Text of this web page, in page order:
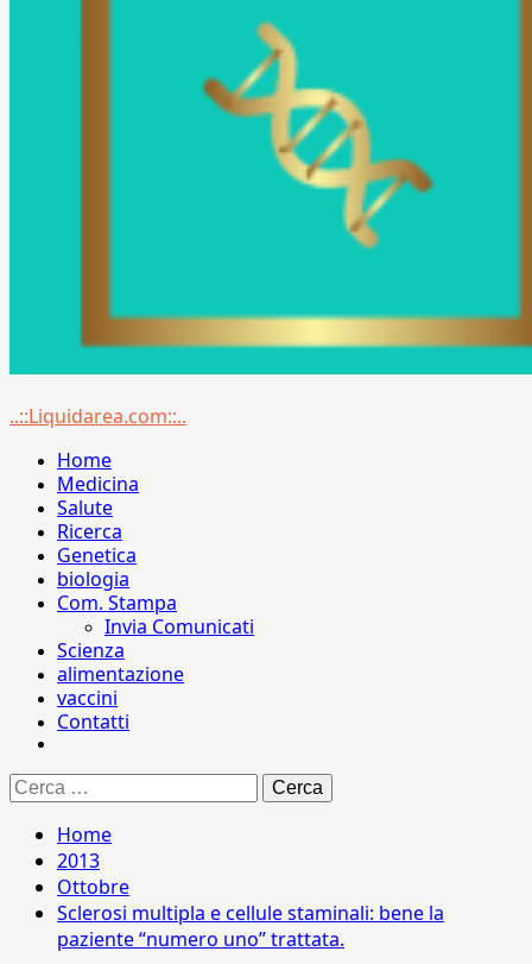
Menu
..::Liquidarea.com::..
Home
Medicina
Salute
Ricerca
Genetica
biologia
Com. Stampa
Invia Comunicati
Scienza
alimentazione
vaccini
Contatti
Ricerca
per:
Home
2013
Ottobre
Sclerosi multipla e cellule staminali: bene la
paziente “numero uno” trattata.